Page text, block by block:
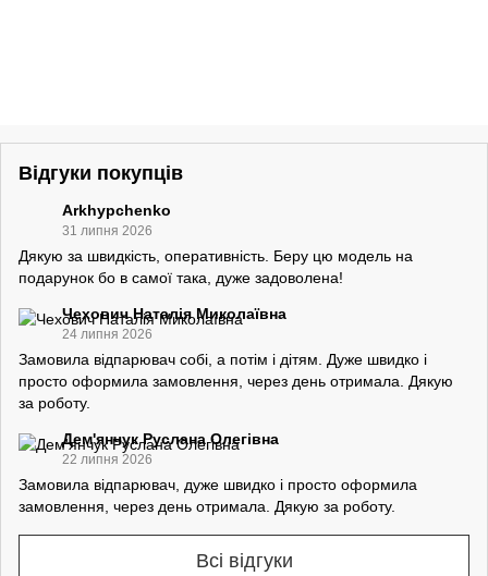
Відгуки покупців
Arkhypchenko
31 липня 2026
Дякую за швидкість, оперативність. Беру цю модель на
подарунок бо в самої така, дуже задоволена!
Чехович Наталія Миколаївна
24 липня 2026
Замовила відпарювач собі, а потім і дітям. Дуже швидко і
просто оформила замовлення, через день отримала. Дякую
за роботу.
Дем'янчук Руслана Олегівна
22 липня 2026
Замовила відпарювач, дуже швидко і просто оформила
замовлення, через день отримала. Дякую за роботу.
Всі відгуки